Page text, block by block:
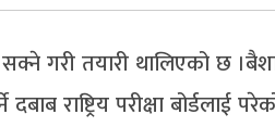
गरी तयारी थालिएको छ
राष्ट्रिय परीक्षा